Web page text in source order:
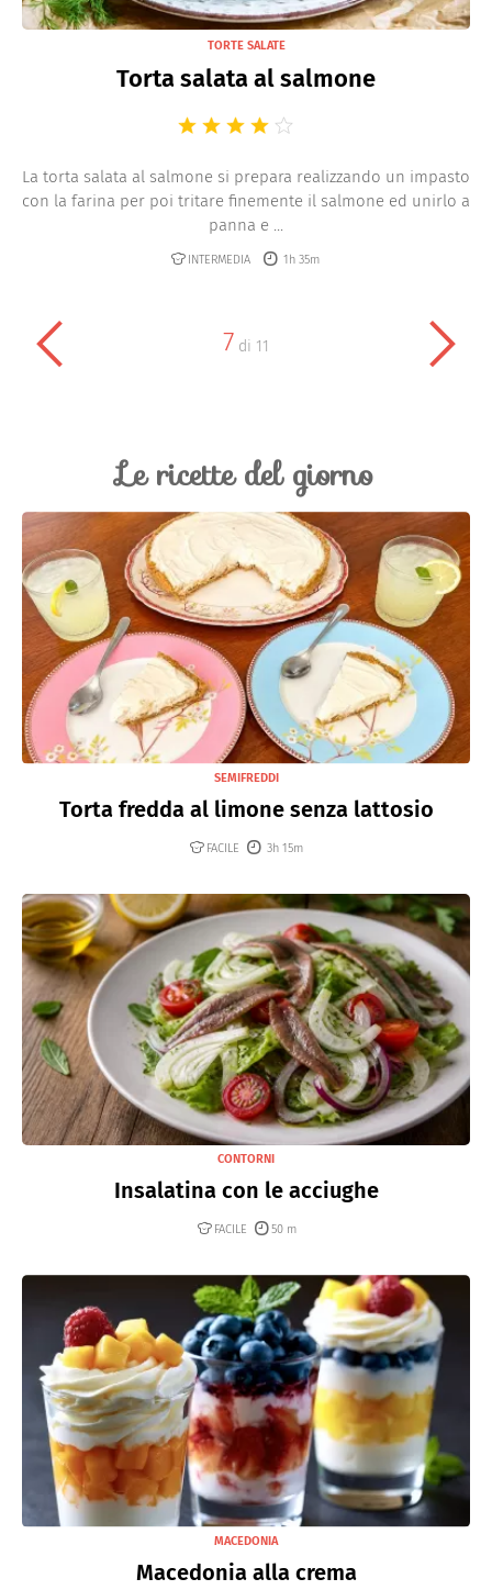
TORTE SALATE
Torta salata al salmone
La torta salata al salmone si prepara realizzando un impasto
con la farina per poi tritare finemente il salmone ed unirlo a
panna e ...
INTERMEDIA 1h 35m
7 di 11
Le ricette del giorno
SEMIFREDDI
Torta fredda al limone senza lattosio
FACILE 3h 15m
CONTORNI
Insalatina con le acciughe
FACILE 50 m
MACEDONIA
Macedonia alla crema